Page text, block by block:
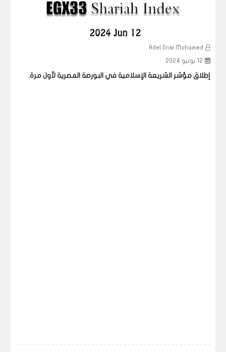
Adel Onsi Mohamed
12 يونيو 2024
إطلاق مؤشر الشريعة الإسلامية في البورصة المصرية لأول مرة.